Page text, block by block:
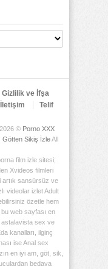
Gizlilik ve İfşa
İletişim
Telif
© Porno XXX
Götten Sikiş İzleAll
film izle sitesi;
Xvideos filmleri
artık sansürsüz ve
videolar izlet Adult
özetle hem
web sayfası en
astalavista sex ve
kanalları, ilginç
ise Anal sex
en iyi am, göt, sik,
bedava